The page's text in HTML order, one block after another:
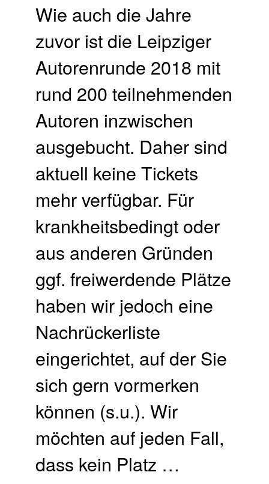
Wie auch die Jahre
zuvor ist die Leipziger
Autorenrunde 2018 mit
rund 200 teilnehmenden
Autoren inzwischen
ausgebucht. Daher sind
aktuell keine Tickets
mehr verfügbar. Für
krankheitsbedingt oder
aus anderen Gründen
ggf. freiwerdende Plätze
haben wir jedoch eine
Nachrückerliste
eingerichtet, auf der Sie
sich gern vormerken
können (s.u.). Wir
möchten auf jeden Fall,
dass kein Platz …